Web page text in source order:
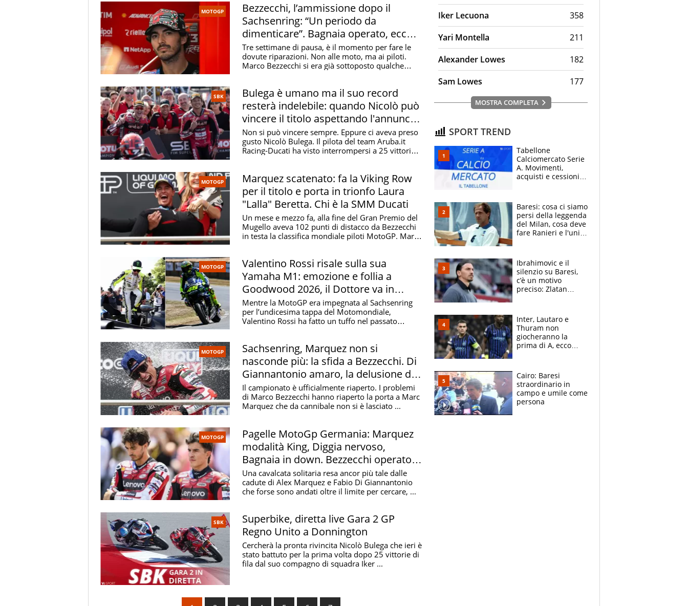
MOTOGP
Bezzecchi, l’ammissione dopo il
Sachsenring: “Un periodo da
dimenticare”. Bagnaia operato, ecco
quando ritorna
Tre settimane di pausa, è il momento per fare le
dovute riparazioni. Non alle moto, ma ai piloti.
Marco Bezzecchi si era già sottoposto qualche
SBK
Bulega è umano ma il suo record
resterà indelebile: quando Nicolò può
vincere il titolo aspettando l'annuncio
VR46
Non si può vincere sempre. Eppure ci aveva preso
gusto Nicolò Bulega. Il pilota del team Aruba.it
Racing-Ducati ha visto interrompersi a 25 vittorie
MOTOGP
Marquez scatenato: fa la Viking Row
per il titolo e porta in trionfo Laura
"Lalla" Beretta. Chi è la SMM Ducati
Un mese e mezzo fa, alla fine del Gran Premio del
Mugello aveva 102 punti di distacco da Bezzecchi
in testa la classifica mondiale piloti MotoGP. Marc
MOTOGP
Valentino Rossi risale sulla sua
Yamaha M1: emozione e follia a
Goodwood 2026, il Dottore va in
testacoda con la BMW
Mentre la MotoGP era impegnata al Sachsenring
per l’undicesima tappa del Motomondiale,
Valentino Rossi ha fatto un tuffo nel passato
MOTOGP
Sachsenring, Marquez non si
nasconde più: la sfida a Bezzecchi. Di
Giannantonio amaro, la delusione di
Bagnaia
Il campionato è ufficialmente riaperto. I problemi
di Marco Bezzecchi hanno riaperto la porta a Marc
Marquez che da cannibale non si è lasciato ...
MOTOGP
Pagelle MotoGp Germania: Marquez
modalità King, Diggia nervoso,
Bagnaia in down. Bezzecchi operato,
arrivederci
Una cavalcata solitaria resa ancor più tale dalle
cadute di Alex Marquez e Fabio Di Giannantonio
che forse sono andati oltre il limite per cercare, ...
SBK
Superbike, diretta live Gara 2 GP
Regno Unito a Donnington
Cercherà la pronta rivincita Nicolò Bulega che ieri è
stato battuto per la prima volta dopo 25 vittorie di
fila dal suo compagno di squadra Iker ...
Iker Lecuona
358
Yari Montella
211
Alexander Lowes
182
Sam Lowes
177
MOSTRA COMPLETA
SPORT TREND
Tabellone
Calciomercato Serie
A. Movimenti,
acquisti e cessioni:
Baresi: cosa ci siamo
persi della leggenda
del Milan, cosa deve
fare Ranieri e l'unico
Ibrahimovic e il
silenzio su Baresi,
c’è un motivo
preciso: Zlatan
e dalla morte di
Raiola
Inter, Lautaro e
Thuram non
giocheranno la
prima di A, ecco
Esposito ma la
garanzia è Stankovic
Cairo: Baresi
straordinario in
campo e umile come
persona